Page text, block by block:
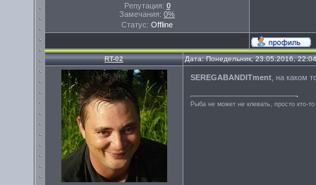
Репутация: 0
Замечания: 0%
Статус: Offline
RT-02 Дата: Понедельник, 23.05.2016,
SEREGABANDITment , на каком
Рыба не может не клевать, просто кто-